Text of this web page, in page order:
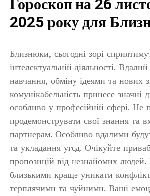
Гороскоп на 26
2025 року для
Близнюки, сьогодні зорі
інтелектуальній діяльності.
навчання, обміну ідеями та нових
комунікабельність принесе значні
особливо у професійній сфері. Не
продемонструвати свої знання та
партнерам. Особливо вдалими
та укладання угод. Очікуйте
пропозицій від незнайомих людей.
близькими краще уникати
терплячими та чуйними. Ваші